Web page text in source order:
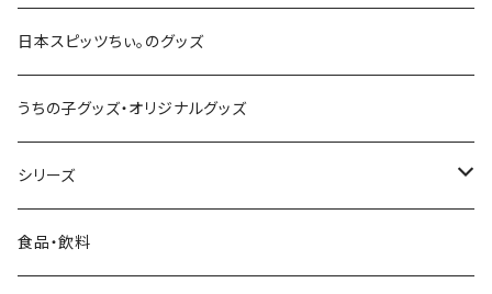
キャップ・ハット・帽子
コースター
キーホルダー
ステッカー
ファブリックパネル
置物
犬服・ウェア
お散歩・お出かけアイテム
おもちゃ・しつけ用品・訓練グッズ
日本スピッツちぃ。のグッズ
うちの子グッズ・オリジナルグッズ
シリーズ
日本スピッツのシルエット
食品・飲料